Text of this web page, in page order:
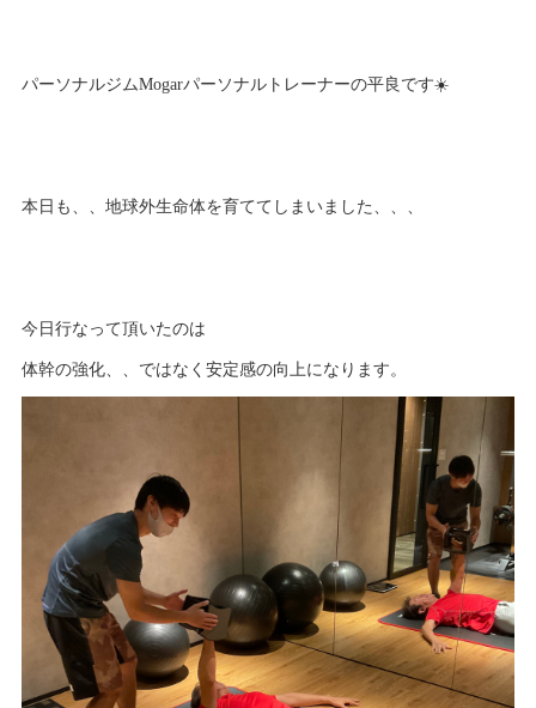
パーソナルジムMogarパーソナルトレーナーの平良です☀️
本日も、、地球外生命体を育ててしまいました、、、
今日行なって頂いたのは
体幹の強化、、ではなく安定感の向上になります。